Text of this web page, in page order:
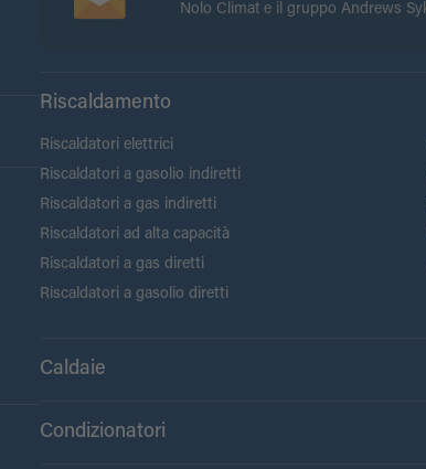
Nolo Climat e il gruppo Andrews
Riscaldamento
Riscaldatori elettrici
Riscaldatori a gasolio indiretti
Riscaldatori a gas indiretti
Riscaldatori ad alta capacità
Riscaldatori a gas diretti
Riscaldatori a gasolio diretti
Caldaie
Condizionatori